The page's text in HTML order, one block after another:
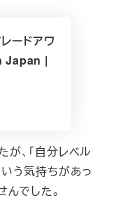
ードアワ
Japan |
、「自分レベル
う気持ちがあっ
んでした。